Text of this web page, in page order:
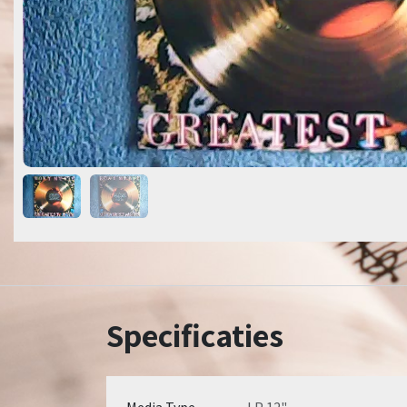
Specificaties